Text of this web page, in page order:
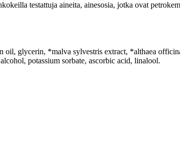
testattuja aineita, ainesosia, jotka ovat
oil, glycerin, *malva sylvestris extract, *althaea
potassium sorbate, ascorbic acid, linalool.